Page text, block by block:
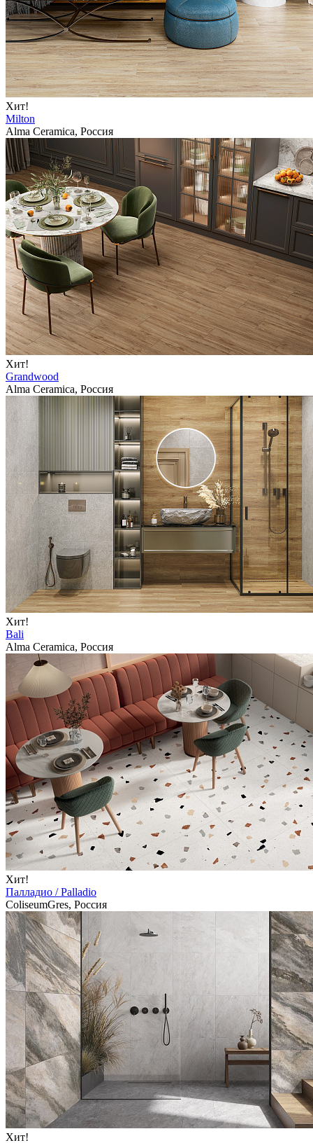
Хит!
Milton
Alma Ceramica, Россия
Хит!
Grandwood
Alma Ceramica, Россия
Хит!
Bali
Alma Ceramica, Россия
Хит!
Палладио / Palladio
ColiseumGres, Россия
Хит!